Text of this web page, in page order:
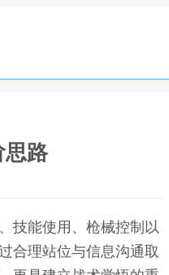
思路
技能使用、枪械控制以
合理站位与信息沟通取